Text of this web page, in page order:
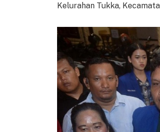
Kelurahan Tukka,